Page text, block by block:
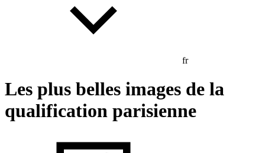
fr
Les plus belles images de la
qualification parisienne